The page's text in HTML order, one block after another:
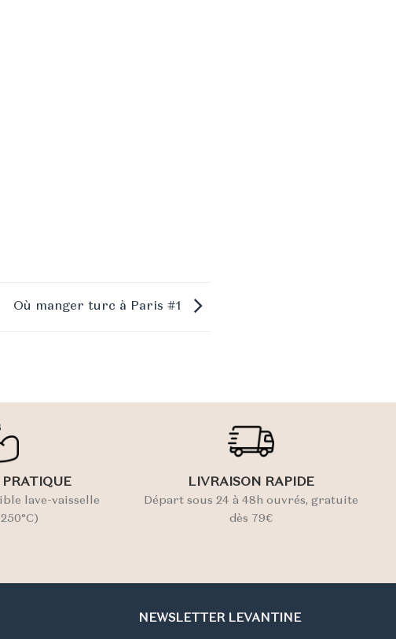
Où manger turc à Paris #1
lave-vaisselle
LIVRAISON RAPIDE
Départ sous 24 à 48h ouvrés, gratuite
dès 79€
NEWSLETTER LEVANTINE